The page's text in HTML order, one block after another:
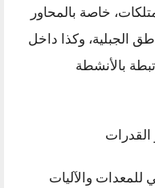
خاصة بالمحاور
الجبلية، وكذا داخل
بالأنشطة
للمعدات والآليات